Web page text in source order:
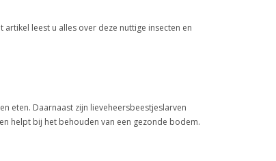
leest u alles over deze nuttige insecten en
eten. Daarnaast zijn lieveheersbeestjeslarven
helpt bij het behouden van een gezonde bodem.